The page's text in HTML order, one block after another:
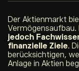
Der Aktienmarkt
Vermögensaufbau.
jedoch
finanzielle Ziele.
berücksichtigen,
Anlage in Aktien